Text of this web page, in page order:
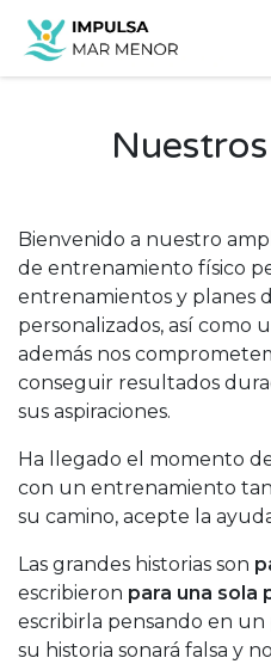
Ir al contenido
Bienvenido a nuestro
de entrenamiento físico
entrenamientos y planes
personalizados, así como
además nos
conseguir resultados
sus aspiraciones.
Ha llegado el momento
con un entrenamiento
su camino, acepte la
Las grandes historias son
escribieron para una sola
escribirla pensando en
su historia sonará falsa y